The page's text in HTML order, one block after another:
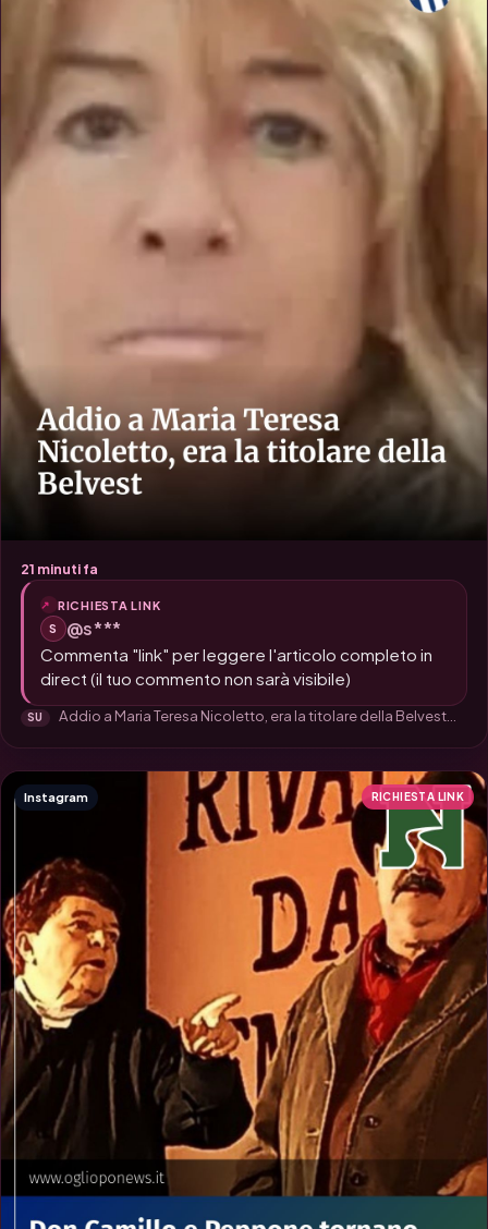
21 minuti fa
RICHIESTA LINK
S
@s***
Commenta "link" per leggere l'articolo completo in
direct (il tuo commento non sarà visibile)
SU Addio a Maria Teresa Nicoletto, era la titolare della Belvest...
Instagram RICHIESTA LINK